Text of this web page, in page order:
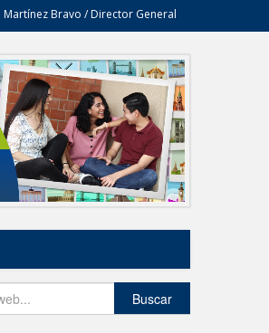
Martínez Bravo / Director General
Buscar